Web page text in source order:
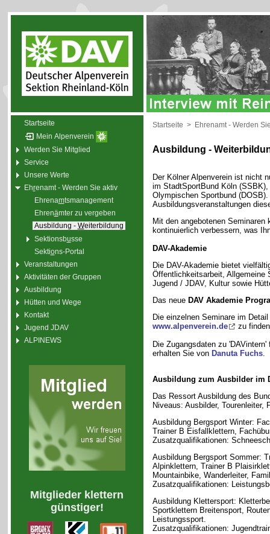
Startseite
Mein Alpenverein
Werden Sie Mitglied
Service
Unsere Werte
Ehrenamt - Werden Sie aktiv
Ehrenamtsmanagement
Ehrenämter zu vergeben
Ausbildung - Weiterbildung
Sektionsbusse
Sektions-Portal
Veranstaltungen
Aktivitäten der Gruppen
Ausbildung
Hütten und Wege
Kontakt
Jugend JDAV
ALPINEWS
Mitglieder klettern
günstiger!
Startseite > Ehrenamt - Werden
Ausbildung -
Der Kölner Alpenverein ist nicht
im StadtSportBund Köln
Olympischen Sportbund
Ausbildungsveranstaltungen
Mit den angebotenen
kontinuierlich verbessern, was
DAV-Akademie
Die DAV-Akademie bietet
Öffentlichkeitsarbeit, Allgemeine
Jugend / JDAV, Kultur sowie
Das neue DAV Akademie
Die einzelnen Seminare im
www.alpenverein.de
zu
Die Zugangsdaten zu
erhalten Sie von Danuta Fuchs.
Ausbildung zum Ausbilder im
Das Ressort Ausbildung des
Niveaus: Ausbilder, Tourenleiter,
Ausbildung Bergsport Winter:
Trainer B Eisfallklettern,
Zusatzqualifikationen:
Ausbildung Bergsport Sommer:
Alpinklettern, Trainer B
Mountainbike, Wanderleiter,
Zusatzqualifikationen:
Ausbildung Klettersport:
Sportklettern Breitensport,
Leistungssport.
Zusatzqualifikationen: